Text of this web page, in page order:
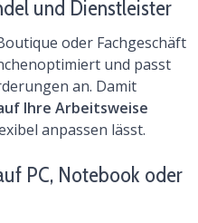
und Dienstleister
oder Fachgeschäft
und passt
an. Damit
Ihre Arbeitsweise
anpassen lässt.
PC, Notebook oder